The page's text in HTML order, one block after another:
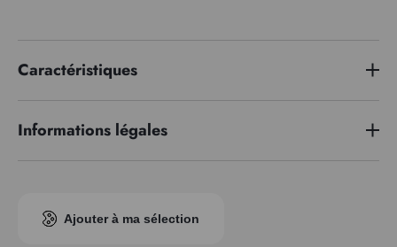
Caractéristiques
Série de prix
Informations légales
Ajouter à ma sélection